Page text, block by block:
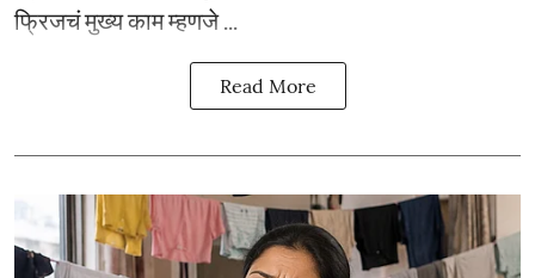
फ्रिजचं मुख्य काम म्हणजे ...
Read More